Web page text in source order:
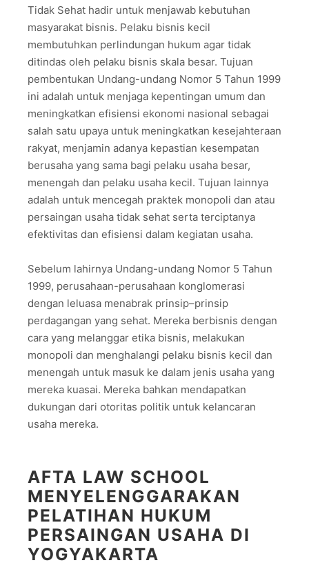
Tidak Sehat hadir untuk menjawab kebutuhan
masyarakat bisnis. Pelaku bisnis kecil
membutuhkan perlindungan hukum agar tidak
ditindas oleh pelaku bisnis skala besar. Tujuan
pembentukan Undang-undang Nomor 5 Tahun 1999
ini adalah untuk menjaga kepentingan umum dan
meningkatkan efisiensi ekonomi nasional sebagai
salah satu upaya untuk meningkatkan kesejahteraan
rakyat, menjamin adanya kepastian kesempatan
berusaha yang sama bagi pelaku usaha besar,
menengah dan pelaku usaha kecil. Tujuan lainnya
adalah untuk mencegah praktek monopoli dan atau
persaingan usaha tidak sehat serta terciptanya
efektivitas dan efisiensi dalam kegiatan usaha.
Sebelum lahirnya Undang-undang Nomor 5 Tahun
1999, perusahaan-perusahaan konglomerasi
dengan leluasa menabrak prinsip–prinsip
perdagangan yang sehat. Mereka berbisnis dengan
cara yang melanggar etika bisnis, melakukan
monopoli dan menghalangi pelaku bisnis kecil dan
menengah untuk masuk ke dalam jenis usaha yang
mereka kuasai. Mereka bahkan mendapatkan
dukungan dari otoritas politik untuk kelancaran
usaha mereka.
AFTA LAW SCHOOL
MENYELENGGARAKAN
PELATIHAN HUKUM
PERSAINGAN USAHA DI
YOGYAKARTA